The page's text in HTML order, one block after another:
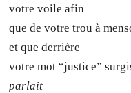
votre voile afin
que de votre trou à
et que derrière
votre mot “justice”
parlait